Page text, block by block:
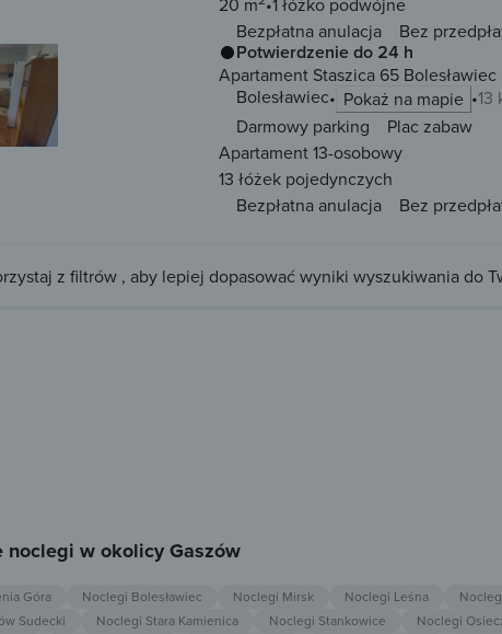
Bezpłatna anulacja
Bez
Potwierdzenie do 24 h
Apartament Staszica 65 Bolesławiec
Bolesławiec
Pokaż na mapie
13
Darmowy parking
Plac zabaw
Apartament 13-osobowy
13 łóżek pojedynczych
Bezpłatna anulacja
Bez
z filtrów , aby lepiej dopasować wyniki wyszukiwania do
noclegi w okolicy Gaszów
Góra Noclegi Bolesławiec Noclegi Mirsk Noclegi Leśna
Sudecki
Noclegi Stara Kamienica Noclegi Stankowice Noclegi